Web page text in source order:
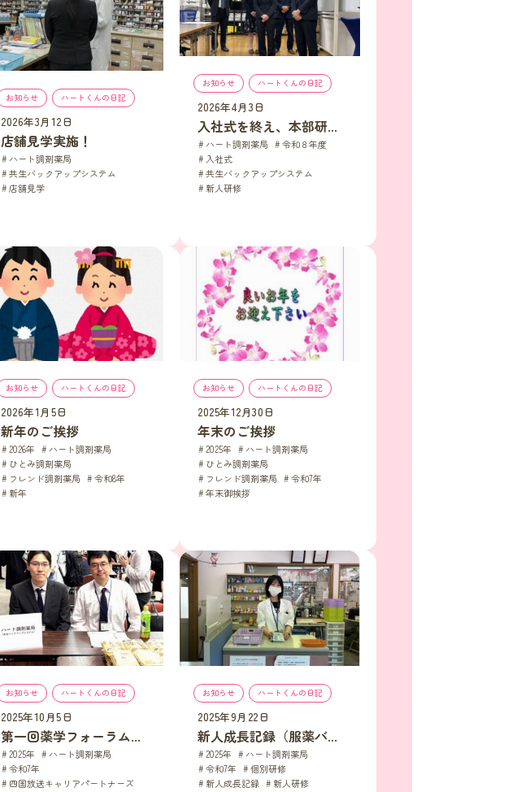
お知らせ , ハートくんの日記
2026年4月3日
入社式を終え、本部研...
ハート調剤薬局 令和８年度
入社式
共生バックアップシステム
新人研修
お知らせ , ハートくんの日記
2026年3月12日
店舗見学実施！
ハート調剤薬局
共生バックアップシステム
店舗見学
お知らせ , ハートくんの日記
2026年1月5日
新年のご挨拶
2026年 ハート調剤薬局
ひとみ調剤薬局
フレンド調剤薬局
令和8年
新年
お知らせ , ハートくんの日記
2025年12月30日
年末のご挨拶
2025年 ハート調剤薬局
ひとみ調剤薬局
フレンド調剤薬局
令和7年
年末御挨拶
お知らせ , ハートくんの日記
2025年10月5日
第一回薬学フォーラム...
2025年 ハート調剤薬局
令和7年
四国放送キャリアパートナーズ
お知らせ , ハートくんの日記
2025年9月22日
新人成長記録（服薬バ...
2025年 ハート調剤薬局
令和7年
個別研修
新人成長記録
新人研修